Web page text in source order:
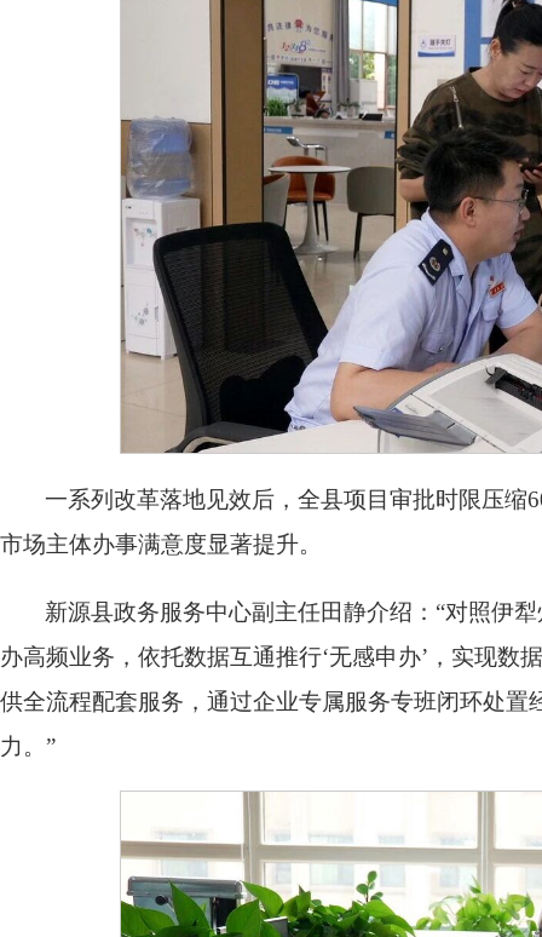
一系列改革落地见效后，全县项目审批时限压缩
市场主体办事满意度显著提升。
新源县政务服务中心副主任田静介绍：“对照伊
办高频业务，依托数据互通推行‘无感申办’，实现
供全流程配套服务，通过企业专属服务专班闭环处
力。”